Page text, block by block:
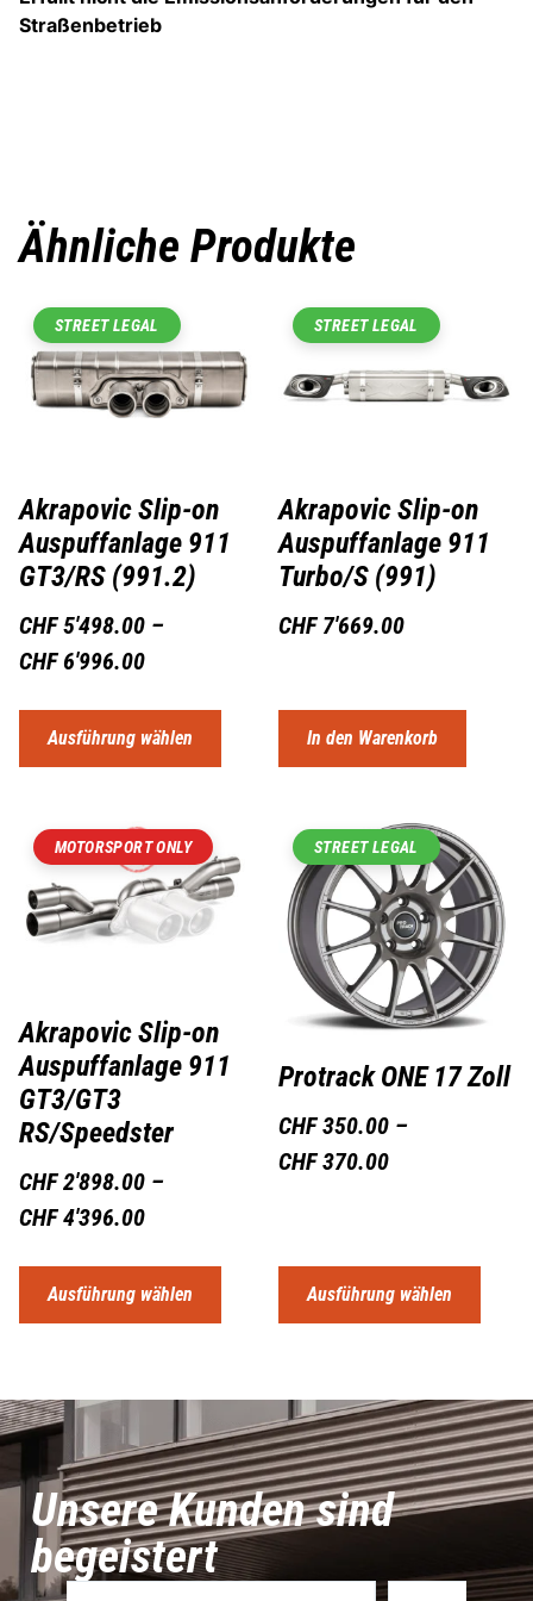
Straßenbetrieb
Ähnliche Produkte
STREET LEGAL
Akrapovic Slip-on
Auspuffanlage 911
GT3/RS (991.2)
CHF5'498.00 –
CHF6'996.00
Ausführung wählen
STREET LEGAL
Akrapovic Slip-on
Auspuffanlage 911
Turbo/S (991)
CHF7'669.00
In den Warenkorb
MOTORSPORT ONLY
Akrapovic Slip-on
Auspuffanlage 911
GT3/GT3
RS/Speedster
CHF2'898.00 –
CHF4'396.00
Ausführung wählen
STREET LEGAL
Protrack ONE 17 Zoll
CHF350.00 –
CHF370.00
Ausführung wählen
Unsere Kunden sind
begeistert